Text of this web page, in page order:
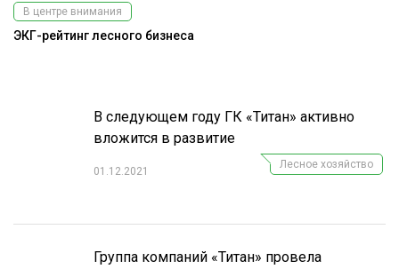
В следующем году ГК «Титан» активно
вложится в развитие
01.12.2021
Лесное хозяйство
Группа компаний «Титан» провела
В центре внимания
ЭКГ-рейтинг лесного бизнеса